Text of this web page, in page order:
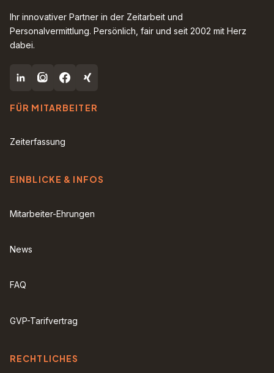
Ihr innovativer Partner in der Zeitarbeit und
Personalvermittlung. Persönlich, fair und seit 2002 mit Herz
dabei.
FÜR MITARBEITER
Zeiterfassung
EINBLICKE & INFOS
Mitarbeiter-Ehrungen
News
FAQ
GVP-Tarifvertrag
RECHTLICHES